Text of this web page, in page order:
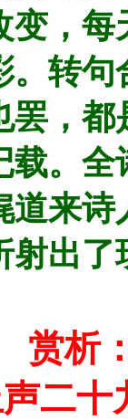
变，
。转
罢，
载。
道来
射出
赏析
声二十